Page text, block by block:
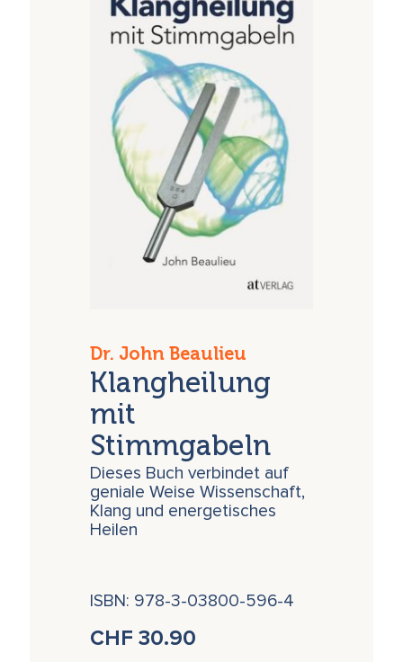
Dr. John Beaulieu
Klangheilung
mit
Stimmgabeln
Dieses Buch verbindet auf
geniale Weise Wissenschaft,
Klang und energetisches
Heilen
ISBN: 978-3-03800-596-4
CHF30.90